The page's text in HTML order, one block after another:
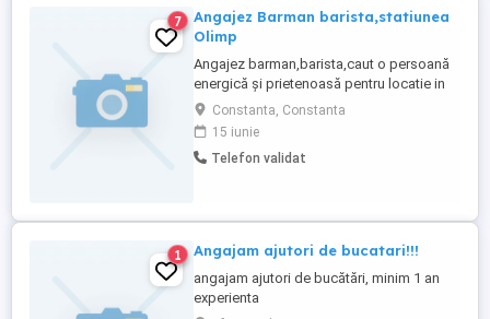
7
Angajez Barman barista,statiunea
Olimp
Angajez barman,barista,caut o persoană
energică și prietenoasă pentru locatie in
Olimp Neptun,loc.Mangalia. Interacțiunea
cu clienții și oferirea unei experiențe
plăcute Menținerea curățeniei la locul de
muncă Gestionarea produselor și a
Constanta, Constanta
15 iunie
Telefon validat
1 Angajam ajutori de bucatari!!!
angajam ajutori de bucătări, minim 1 an
experienta